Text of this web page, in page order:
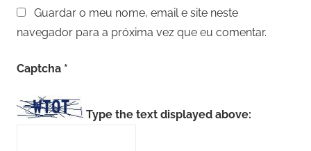
Guardar o meu nome, email e site neste
navegador para a próxima vez que eu comentar.
Captcha *
Type the text displayed above: